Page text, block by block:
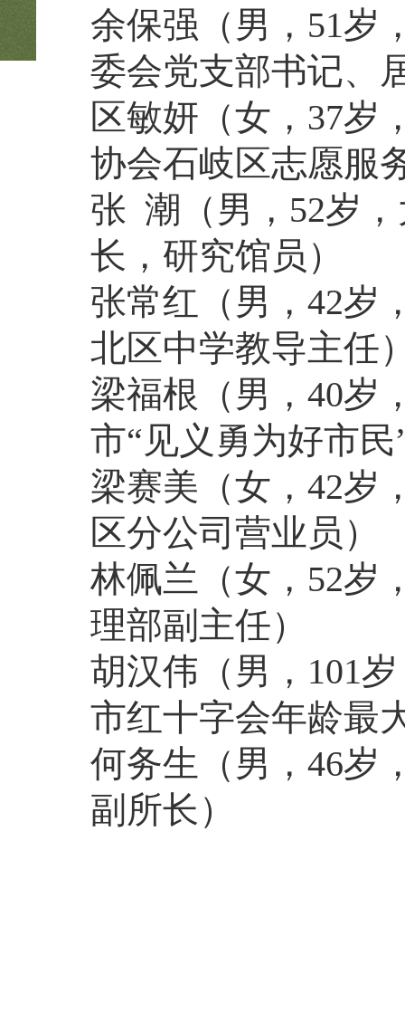
余保强 （男，51
委会党支部书记、
区敏妍 （女，37
协会石岐区志愿服
张 潮
（男，52岁
长，研究馆员）
张常红 （男，42
北区中学教导主任
梁福根 （男，40
市“见义勇为好市民
梁赛美 （女，42
区分公司营业员）
林佩兰 （女，52
理部副主任）
胡汉伟 （男，101
市红十字会年龄最
何务生 （男，46
副所长）